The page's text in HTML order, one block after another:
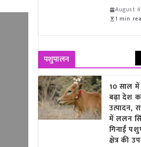
August
1 min
पशुपालन
10 साल
बढ़ा देश
उत्पादन,
में ललन
गिनाईं
क्षेत्र की